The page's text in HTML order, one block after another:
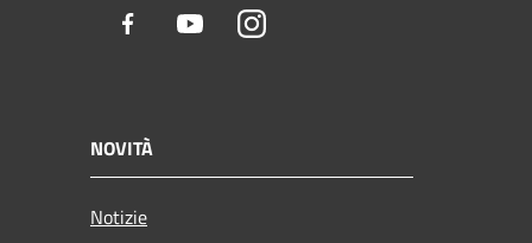
Facebook YoutubeInstagram
NOVITÀ
Notizie